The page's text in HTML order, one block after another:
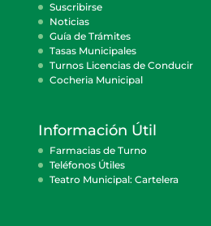
Suscribirse
Noticias
Guía de Trámites
Tasas Municipales
Turnos Licencias de Conducir
Cocheria Municipal
Información Útil
Farmacias de Turno
Teléfonos Útiles
Teatro Municipal: Cartelera